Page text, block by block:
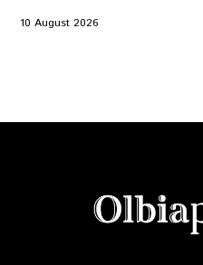
10 August 2026